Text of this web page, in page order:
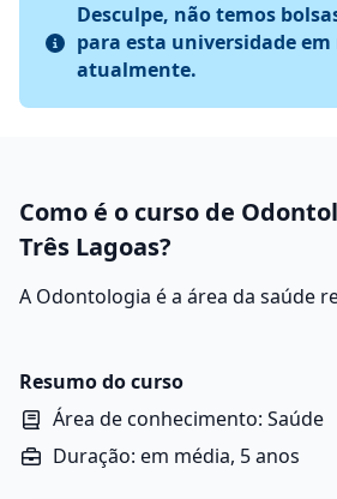
Desculpe, não temos
para esta universidade em
atualmente.
Como é o curso de
Três Lagoas?
A Odontologia é a área da saúde
ossos da face e demais estruturas
Resumo do curso
Área de conhecimento: Saúde
Duração: em média, 5 anos